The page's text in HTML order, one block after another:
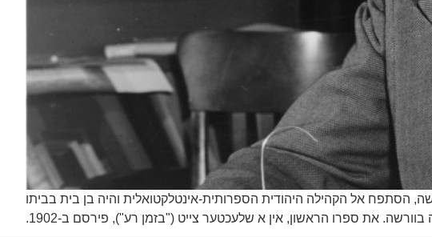
הסתפח אל הקהילה היהודית הספרותית-אינטלקטואלית והיה בן בית בביתו
את ספרו הראשון, אין א שלעכטער צייט ("בזמן רע"), פירסם ב-1902.